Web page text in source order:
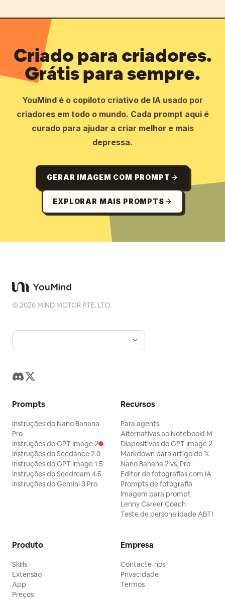
Criado para criadores.
Grátis para sempre.
YouMind é o copiloto criativo de IA usado por
criadores em todo o mundo. Cada prompt aqui é
curado para ajudar a criar melhor e mais
depressa.
GERAR IMAGEM COM PROMPT
EXPLORAR MAIS PROMPTS
©2026 MIND MOTOR PTE. LTD.
Prompts
Instruções do Nano Banana
Pro
Instruções do GPT Image 2
Instruções do Seedance 2.0
Instruções do GPT Image 1.5
Instruções do Seedream 4.5
Instruções do Gemini 3 Pro
Recursos
Para agents
Alternativas ao NotebookLM
Diapositivos do GPT Image 2
Markdown para artigo do 𝕏
Nano Banana 2 vs. Pro
Editor de fotografias com IA
Prompts de fotografia
Imagem para prompt
Lenny Career Coach
Teste de personalidade ABTI
Produto
Skills
Extensão
App
Preços
Empresa
Contacte-nos
Privacidade
Termos